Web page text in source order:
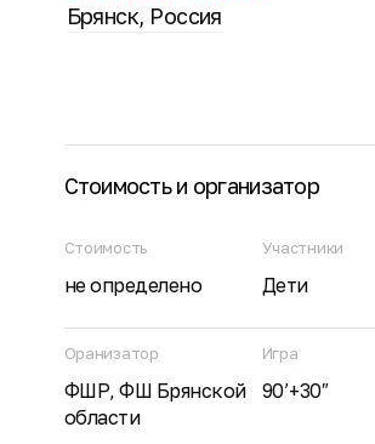
Брянск, Россия
Стоимость и организатор
Стоимость
не определено
Участники
Дети
Оранизатор
ФШР, ФШ Брянской
области
Игра
90’+30″